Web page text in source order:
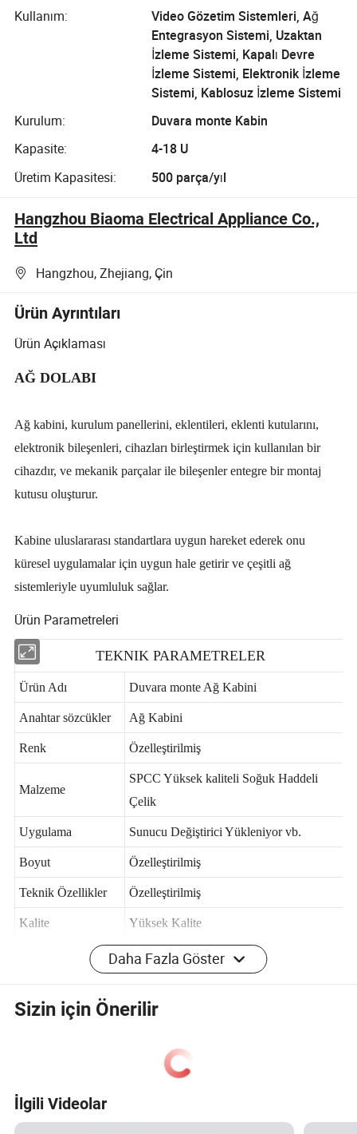
Kullanım:
Video Gözetim Sistemleri, Ağ
Entegrasyon Sistemi, Uzaktan
İzleme Sistemi, Kapalı Devre
İzleme Sistemi, Elektronik İzleme
Sistemi, Kablosuz İzleme Sistemi
Kurulum:
Duvara monte Kabin
Kapasite:
4-18 U
Üretim Kapasitesi:
500 parça/yıl
Hangzhou Biaoma Electrical Appliance Co.,
Ltd
Hangzhou, Zhejiang, Çin
Ürün Ayrıntıları
Ürün Açıklaması
AĞ DOLABI
Ağ kabini, kurulum panellerini, eklentileri, eklenti kutularını,
elektronik bileşenleri, cihazları birleştirmek için kullanılan bir
cihazdır, ve mekanik parçalar ile bileşenler entegre bir montaj
kutusu oluşturur.
Kabine uluslararası standartlara uygun hareket ederek onu
küresel uygulamalar için uygun hale getirir ve çeşitli ağ
sistemleriyle uyumluluk sağlar.
Ürün Parametreleri
TEKNIK PARAMETRELER
Ağ Kabini
SPCC Yüksek kaliteli Soğuk Haddeli
Sunucu Değiştirici Yükleniyor vb.
Boyut Özelleştirilmiş
Teknik Özellikler Özelleştirilmiş
Yüksek Kalite
Özel
Kabul et
Kabul et
DAYANIKLI VE SAĞLAM YAPI
Daha Fazla Göster
Sizin için Önerilir
İlgili Videolar